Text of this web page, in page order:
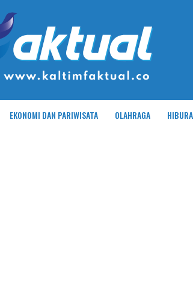
EKONOMI DAN PARIWISATA OLAHRAGA